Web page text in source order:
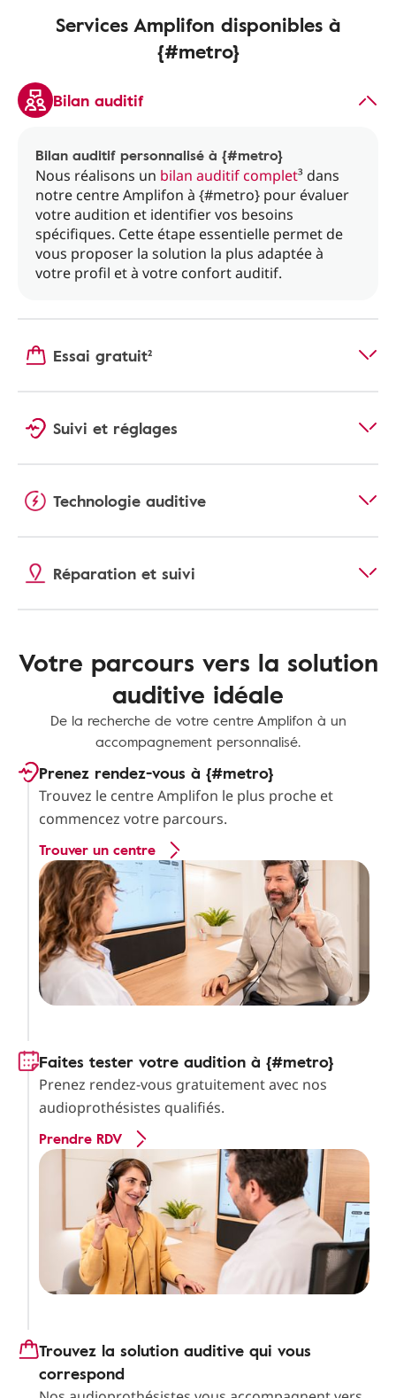
Services Amplifon disponibles à
{#metro}
Bilan auditif
Bilan auditif personnalisé à {#metro}
Nous réalisons un bilan auditif complet³ dans
notre centre Amplifon à {#metro} pour évaluer
votre audition et identifier vos besoins
spécifiques. Cette étape essentielle permet de
vous proposer la solution la plus adaptée à
votre profil et à votre confort auditif.
Essai gratuit²
Suivi et réglages
Technologie auditive
Réparation et suivi
Votre parcours vers la solution
auditive idéale
De la recherche de votre centre Amplifon à un
accompagnement personnalisé.
Prenez rendez-vous à {#metro}
Trouvez le centre Amplifon le plus proche et
commencez votre parcours.
Trouver un centre
Faites tester votre audition à {#metro}
Prenez rendez-vous gratuitement avec nos
audioprothésistes qualifiés.
Prendre RDV
Trouvez la solution auditive qui vous
correspond